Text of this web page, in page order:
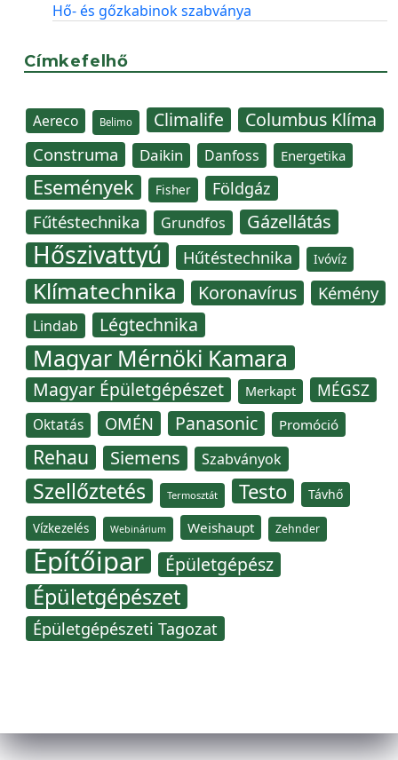
Hő- és gőzkabinok szabványa
Címkefelhő
Aereco Belimo Climalife Columbus Klíma
Construma Daikin Danfoss Energetika
Események Fisher Földgáz
Fűtéstechnika Grundfos Gázellátás
Hőszivattyú Hűtéstechnika Ivóvíz
Klímatechnika Koronavírus Kémény
Lindab Légtechnika
Magyar Mérnöki Kamara
Magyar Épületgépészet Merkapt MÉGSZ
Oktatás OMÉN Panasonic Promóció
Rehau Siemens Szabványok
Szellőztetés Termosztát Testo Távhő
Vízkezelés Webinárium Weishaupt Zehnder
Építőipar Épületgépész
Épületgépészet
Épületgépészeti Tagozat